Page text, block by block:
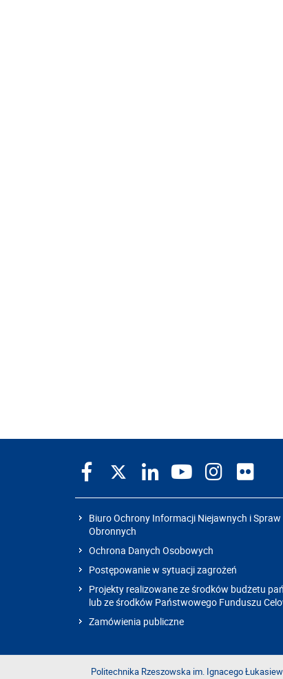
Biuro Ochrony Informacji Niejawnych i Spraw
Obronnych
Ochrona Danych Osobowych
Postępowanie w sytuacji zagrożeń
Projekty realizowane ze środków budżetu
lub ze środków Państwowego Funduszu
Zamówienia publiczne
Politechnika Rzeszowska im. Ignacego